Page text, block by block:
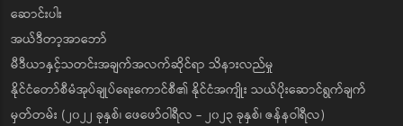
ဆောင်းပါး
အယ်ဒီတာ့အာဘော်
မီဒီယာနှင့်သတင်းအချက်အလက်ဆိုင်ရာ သိနားလည်မှု
နိုင်ငံတော်စီမံအုပ်ချုပ်ရေးကောင်စီ၏ နိုင်ငံအကျိုး သယ်ပိုးဆောင်ရွက်ချက်
မှတ်တမ်း (၂၀၂၂ ခုနှစ်၊ ဖေဖော်ဝါရီလ - ၂၀၂၃ ခုနှစ်၊ ဇန်နဝါရီလ)